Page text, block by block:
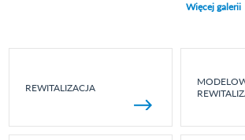
Więcej galerii
REWITALIZACJA